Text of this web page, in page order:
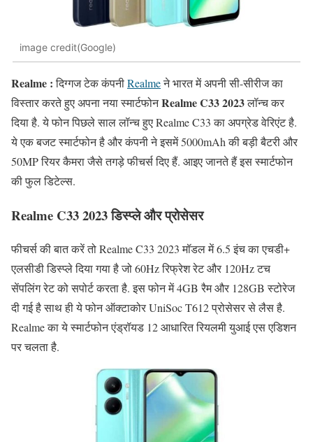
image credit(Google)
Realme :दिग्गज टेक कंपनीRealmeने भारत में अपनी सी-सीरीज का
विस्तार करते हुए अपना नया स्मार्टफोनRealme C33 2023लॉन्च कर
दिया है. ये फोन पिछले साल लॉन्च हुए Realme C33 का अपग्रेड वेरिएंट है.
ये एक बजट स्मार्टफोन है और कंपनी ने इसमें 5000mAh की बड़ी बैटरी और
50MP रियर कैमरा जैसे तगड़े फीचर्स दिए हैं. आइए जानते हैं इस स्मार्टफोन
की फुल डिटेल्स.
Realme C33 2023 डिस्प्ले और प्रोसेसर
फीचर्स की बात करें तो Realme C33 2023 मॉडल में 6.5 इंच का एचडी+
एलसीडी डिस्प्ले दिया गया है जो 60Hz रिफ्रेश रेट और 120Hz टच
सेंपलिंग रेट को सपोर्ट करता है. इस फोन में 4GB रैम और 128GB स्टोरेज
दी गई है साथ ही ये फोन ऑक्टाकोर UniSoc T612 प्रोसेसर से लैस है.
Realme का ये स्मार्टफोन एंड्रॉयड 12 आधारित रियलमी युआई एस एडिशन
पर चलता है.